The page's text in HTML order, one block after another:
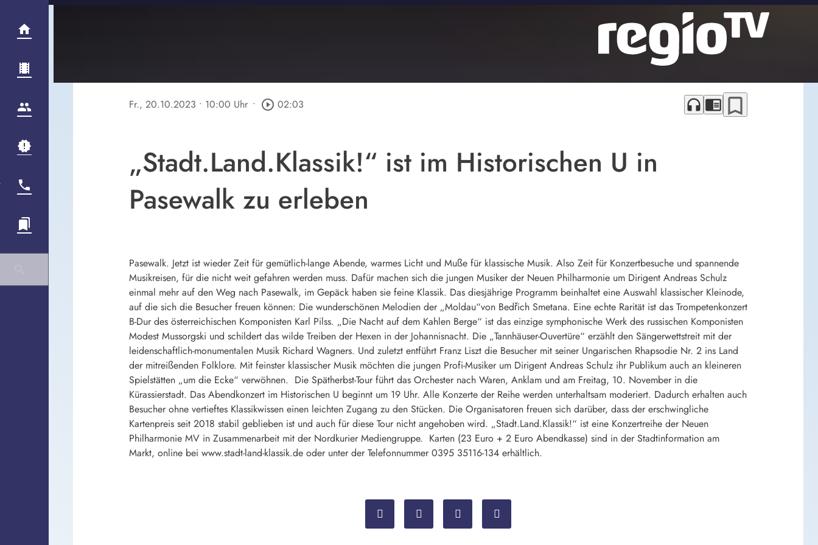
Fr., 20.10.2023 • 10:00 Uhr • play_circle_outline 02:03 headphones chrome_reader_mode bookmark_border
„Stadt.Land.Klassik!“ ist im Historischen U in
Pasewalk zu erleben
Pasewalk. Jetzt ist wieder Zeit für gemütlich-lange Abende, warmes Licht und Muße für klassische Musik. Also Zeit für Konzertbesuche und spannende
Musikreisen, für die nicht weit gefahren werden muss. Dafür machen sich die jungen Musiker der Neuen Philharmonie um Dirigent Andreas Schulz
einmal mehr auf den Weg nach Pasewalk, im Gepäck haben sie feine Klassik. Das diesjährige Programm beinhaltet eine Auswahl klassischer Kleinode,
auf die sich die Besucher freuen können: Die wunderschönen Melodien der „Moldau“von Bedřich Smetana. Eine echte Rarität ist das Trompetenkonzert
B-Dur des österreichischen Komponisten Karl Pilss. „Die Nacht auf dem Kahlen Berge“ ist das einzige symphonische Werk des russischen Komponisten
Modest Mussorgski und schildert das wilde Treiben der Hexen in der Johannisnacht. Die „Tannhäuser-Ouvertüre“ erzählt den Sängerwettstreit mit der
leidenschaftlich-monumentalen Musik Richard Wagners. Und zuletzt entführt Franz Liszt die Besucher mit seiner Ungarischen Rhapsodie Nr. 2 ins Land
der mitreißenden Folklore. Mit feinster klassischer Musik möchten die jungen Profi-Musiker um Dirigent Andreas Schulz ihr Publikum auch an kleineren
Spielstätten „um die Ecke“ verwöhnen. Die Spätherbst-Tour führt das Orchester nach Waren, Anklam und am Freitag, 10. November in die
Kürassierstadt. Das Abendkonzert im Historischen U beginnt um 19 Uhr. Alle Konzerte der Reihe werden unterhaltsam moderiert. Dadurch erhalten auch
Besucher ohne vertieftes Klassikwissen einen leichten Zugang zu den Stücken. Die Organisatoren freuen sich darüber, dass der erschwingliche
Kartenpreis seit 2018 stabil geblieben ist und auch für diese Tour nicht angehoben wird. „Stadt.Land.Klassik!“ ist eine Konzertreihe der Neuen
Philharmonie MV in Zusammenarbeit mit der Nordkurier Mediengruppe. Karten (23 Euro + 2 Euro Abendkasse) sind in der Stadtinformation am
Markt, online bei www.stadt-land-klassik.de oder unter der Telefonnummer 0395 35116-134 erhältlich.